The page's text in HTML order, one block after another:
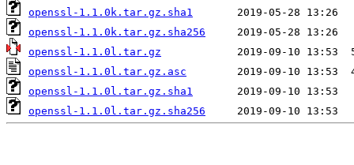
openssl-1.1.0k.tar.gz.sha1
openssl-1.1.0k.tar.gz.sha256
openssl-1.1.0l.tar.gz
openssl-1.1.0l.tar.gz.asc
openssl-1.1.0l.tar.gz.sha1
openssl-1.1.0l.tar.gz.sha256